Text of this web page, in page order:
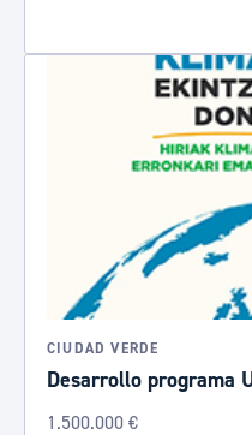
CIUDAD VERDE
Desarrollo programa
1.500.000 €